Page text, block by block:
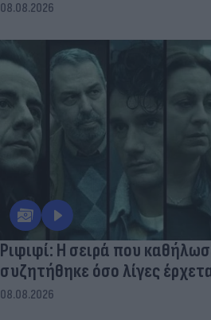
08.08.2026
Ριφιφί: Η σειρά που
συζητήθηκε όσο λίγες
08.08.2026